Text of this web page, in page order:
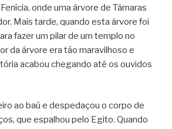
onde uma árvore de Tâmaras
Mais tarde, quando esta árvore foi
fazer um pilar de um templo no
da árvore era tão maravilhoso e
acabou chegando até os ouvidos
ao baú e despedaçou o corpo de
que espalhou pelo Egito. Quando